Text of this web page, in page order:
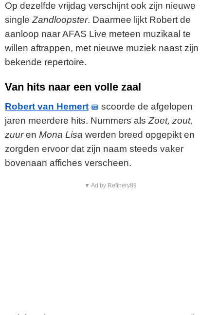
Op dezelfde vrijdag verschijnt ook zijn nieuwe
single Zandloopster. Daarmee lijkt Robert de
aanloop naar AFAS Live meteen muzikaal te
willen aftrappen, met nieuwe muziek naast zijn
bekende repertoire.
Van hits naar een volle zaal
Robert van Hemert
scoorde de afgelopen
jaren meerdere hits. Nummers alsZoet, zout,
zuuren Mona Lisa werden breed opgepikt en
zorgden ervoor dat zijn naam steeds vaker
bovenaan affiches verscheen.
▼ Ad by Refinery89